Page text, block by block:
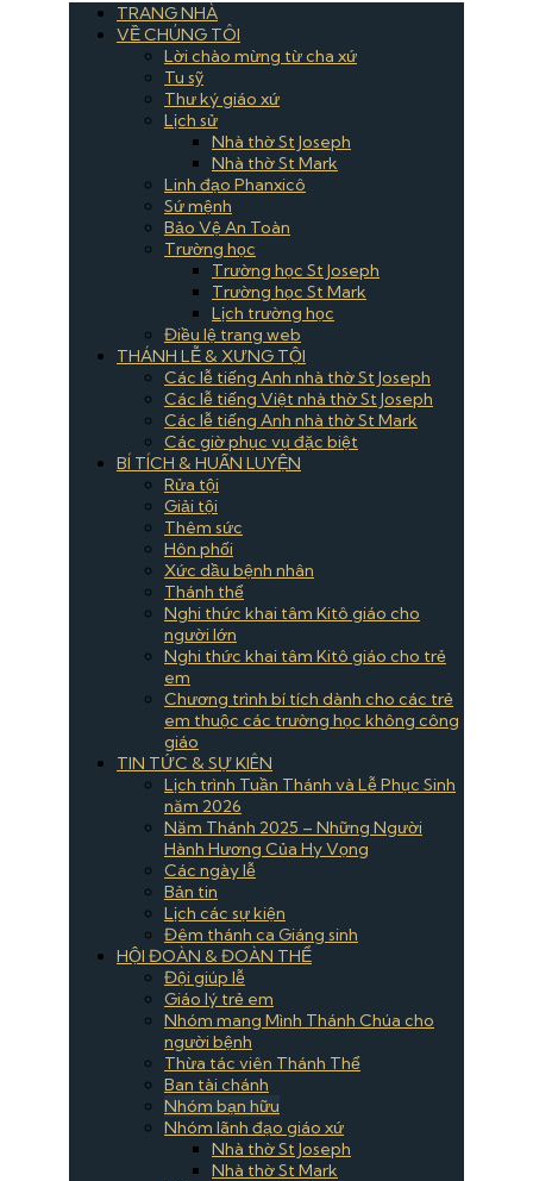
TRANG NHÀ
VỀ CHÚNG TÔI
Lời chào mừng từ cha xứ
Tu sỹ
Thư ký giáo xứ
Lịch sử
Nhà thờ St Joseph
Nhà thờ St Mark
Linh đạo Phanxicô
Sứ mệnh
Bảo Vệ An Toàn
Trường học
Trường học St Joseph
Trường học St Mark
Lịch trường học
Điều lệ trang web
THÁNH LỄ & XƯNG TỘI
Các lễ tiếng Anh nhà thờ St Joseph
Các lễ tiếng Việt nhà thờ St Joseph
Các lễ tiếng Anh nhà thờ St Mark
Các giờ phục vụ đặc biệt
BÍ TÍCH & HUẤN LUYỆN
Rửa tội
Giải tội
Thêm sức
Hôn phối
Xức dầu bệnh nhân
Thánh thể
Nghi thức khai tâm Kitô giáo cho
người lớn
Nghi thức khai tâm Kitô giáo cho trẻ
em
Chương trình bí tích dành cho các trẻ
em thuộc các trường học không công
giáo
TIN TỨC & SỰ KIÊN
Lịch trình Tuần Thánh và Lễ Phục Sinh
năm 2026
Năm Thánh 2025 – Những Người
Hành Hương Của Hy Vọng
Các ngày lễ
Bản tin
Lịch các sự kiện
Đêm thánh ca Giáng sinh
HỘI ĐOÀN & ĐOÀN THỂ
Đội giúp lễ
Giáo lý trẻ em
Nhóm mang Mình Thánh Chúa cho
người bệnh
Thừa tác viên Thánh Thể
Ban tài chánh
Nhóm bạn hữu
Nhóm lãnh đạo giáo xứ
Nhà thờ St Joseph
Nhà thờ St Mark